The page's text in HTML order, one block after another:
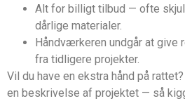
Alt for billigt tilbud — ofte
dårlige materialer.
Håndværkeren undgår at give
fra tidligere projekter.
Vil du have en ekstra hånd på
en beskrivelse af projektet — så